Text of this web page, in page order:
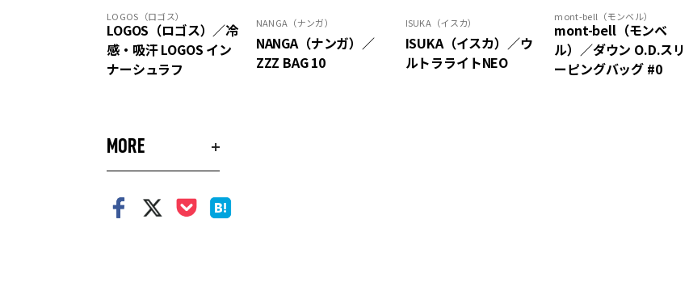
LOGOS（ロゴス）
LOGOS（ロゴス）／冷
感・吸汗 LOGOS イン
ナーシュラフ
NANGA（ナンガ）
NANGA（ナンガ）／
ZZZ BAG 10
ISUKA（イスカ）
ISUKA（イスカ）／ウ
ルトラライトNEO
mont-bell（モンベル）
mont-bell（モンベ
ル）／ダウン O.D.スリ
ーピングバッグ #0
MORE